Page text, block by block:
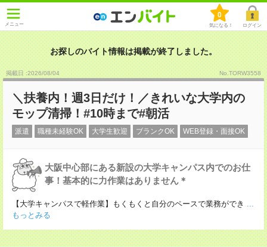
メニュー
0
気になる！ ログイン
お探しのバイト情報は掲載が終了しました。
掲載日 :2026/08/04 No.TORW3558
＼扶養内！週3日だけ！／きれいな大学内の
モップ清掃！#10時まで#朝活
派遣 職種未経験OK 大学生歓迎 ブランクOK WEB登録・面接OK
大阪中心部にある新設の大学キャンパス内でのお仕
事！基本的に力作業はありません＊
【大学キャンパスで軽作業】もくもくと自分のペースで業務ができ ...
もっとみる